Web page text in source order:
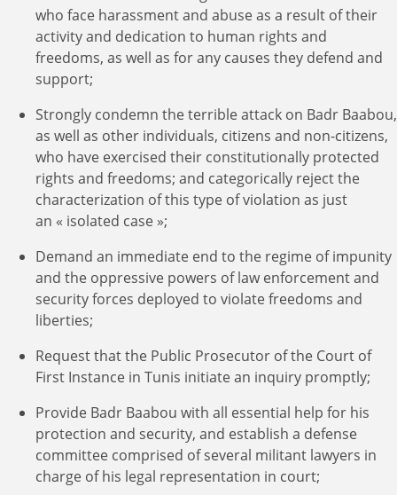
who face harassment and abuse as a result of their
activity and dedication to human rights and
freedoms, as well as for any causes they defend and
support;
Strongly condemn the terrible attack on Badr Baabou,
as well as other individuals, citizens and non-citizens,
who have exercised their constitutionally protected
rights and freedoms; and categorically reject the
characterization of this type of violation as just
an « isolated case »;
Demand an immediate end to the regime of impunity
and the oppressive powers of law enforcement and
security forces deployed to violate freedoms and
liberties;
Request that the Public Prosecutor of the Court of
First Instance in Tunis initiate an inquiry promptly;
Provide Badr Baabou with all essential help for his
protection and security, and establish a defense
committee comprised of several militant lawyers in
charge of his legal representation in court;